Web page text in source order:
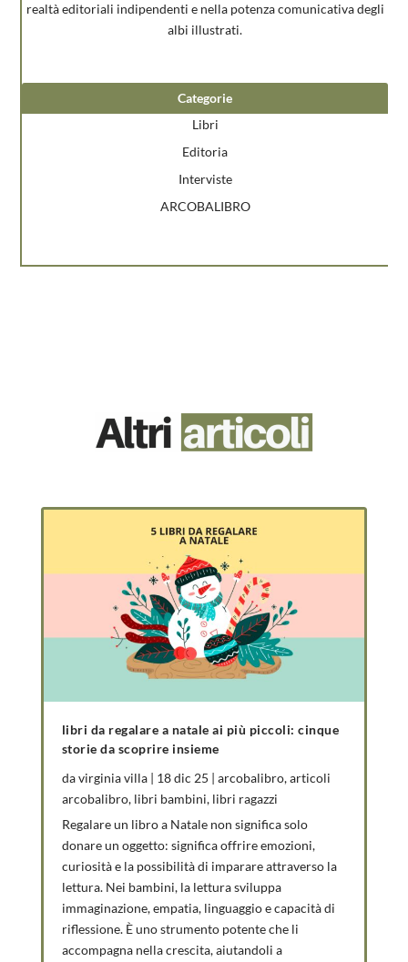
realtà editoriali indipendenti e nella potenza comunicativa degli
albi illustrati.
Categorie
Libri
Editoria
Interviste
ARCOBALIBRO
libri da regalare a natale ai più piccoli: cinque
storie da scoprire insieme
davirginia villa| 18 dic 25 | arcobalibro,articoli
arcobalibro, libri bambini, libri ragazzi
Regalare un libro a Natale non significa solo
donare un oggetto: significa offrire emozioni,
curiosità e la possibilità di imparare attraverso la
lettura. Nei bambini, la lettura sviluppa
immaginazione, empatia, linguaggio e capacità di
riflessione. È uno strumento potente che li
accompagna nella crescita, aiutandoli a